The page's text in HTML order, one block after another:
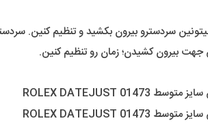
سردسترو بیرون بکشید و تنظیم کنین.
بیرون کشیدن؛ زمان رو تنظیم کنین.